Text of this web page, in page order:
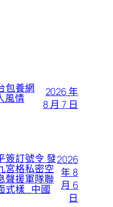
包養網
風情
2026 年
8 月 7 日
簽訂號令 發
宮格私密空
聲援軍隊聯
式樣_中國
2026
年 8
月 6
日